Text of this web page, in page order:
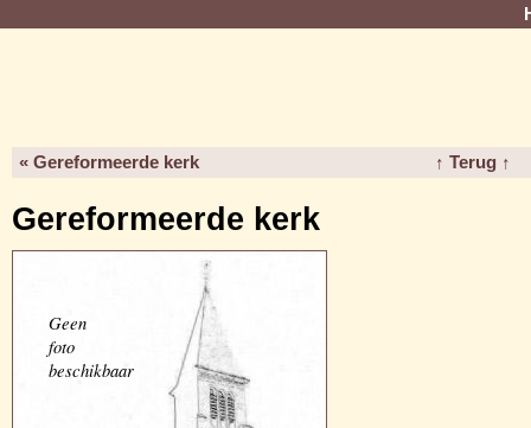
« Gereformeerde kerk ↑ Terug ↑
Gereformeerde kerk
Geen
foto
beschikbaar